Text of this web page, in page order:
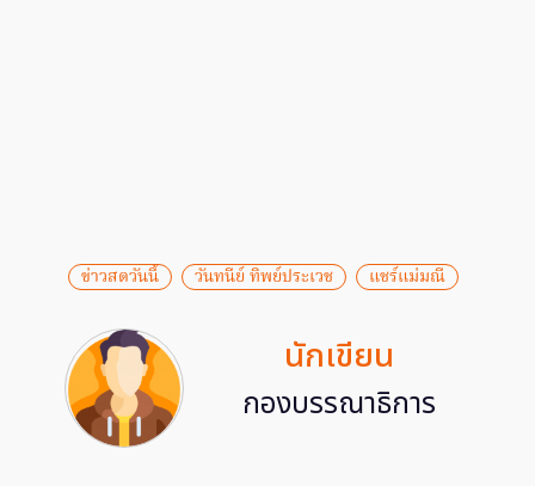
ข่าวสดวันนี้ วันทนีย์ ทิพย์ประเวช แชร์แม่มณี
นักเขียน
กองบรรณาธิการ